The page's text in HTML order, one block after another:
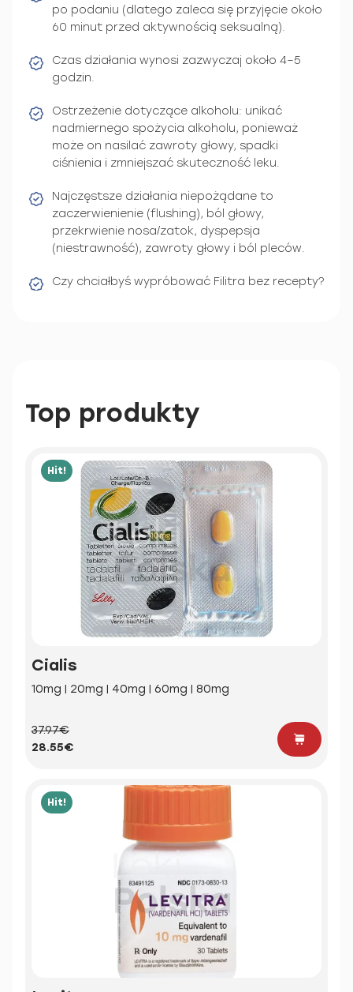
po podaniu (dlatego zaleca się przyjęcie około
60 minut przed aktywnością seksualną).
Czas działania wynosi zazwyczaj około 4–5
godzin.
Ostrzeżenie dotyczące alkoholu: unikać
nadmiernego spożycia alkoholu, ponieważ
może on nasilać zawroty głowy, spadki
ciśnienia i zmniejszać skuteczność leku.
Najczęstsze działania niepożądane to
zaczerwienienie (flushing), ból głowy,
przekrwienie nosa/zatok, dyspepsja
(niestrawność), zawroty głowy i ból pleców.
Czy chciałbyś wypróbować Filitra bez recepty?
Top produkty
Hit!
Cialis
10mg | 20mg | 40mg | 60mg | 80mg
37.97€
28.55€
Hit!